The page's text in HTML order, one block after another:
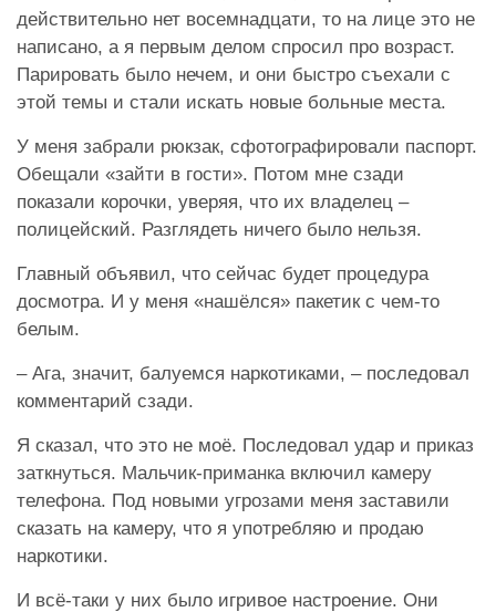
действительно нет восемнадцати, то на лице это не
написано, а я первым делом спросил про возраст.
Парировать было нечем, и они быстро съехали с
этой темы и стали искать новые больные места.
У меня забрали рюкзак, сфотографировали паспорт.
Обещали «зайти в гости». Потом мне сзади
показали корочки, уверяя, что их владелец –
полицейский. Разглядеть ничего было нельзя.
Главный объявил, что сейчас будет процедура
досмотра. И у меня «нашёлся» пакетик с чем-то
белым.
– Ага, значит, балуемся наркотиками, – последовал
комментарий сзади.
Я сказал, что это не моё. Последовал удар и приказ
заткнуться. Мальчик-приманка включил камеру
телефона. Под новыми угрозами меня заставили
сказать на камеру, что я употребляю и продаю
наркотики.
И всё-таки у них было игривое настроение. Они